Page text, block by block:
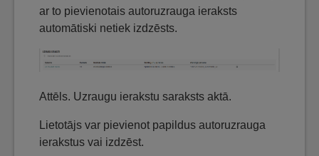
ar to pievienotais autoruzrauga ieraksts
automātiski netiek izdzēsts.
Attēls. Uzraugu ierakstu saraksts aktā.
Lietotājs var pievienot papildus autoruzrauga
ierakstus vai izdzēst.